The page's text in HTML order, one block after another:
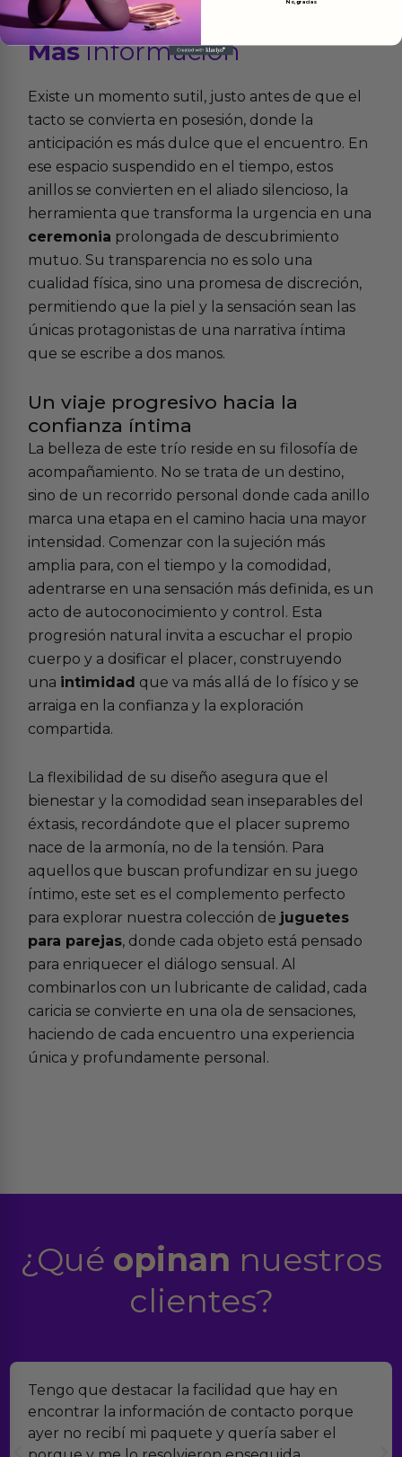
Másinformacion
Existe un momento sutil, justo antes de que el
tacto se convierta en posesión, donde la
anticipación es más dulce que el encuentro. En
ese espacio suspendido en el tiempo, estos
anillos se convierten en el aliado silencioso, la
herramienta que transforma la urgencia en una
ceremonia prolongada de descubrimiento
mutuo. Su transparencia no es solo una
cualidad física, sino una promesa de discreción,
permitiendo que la piel y la sensación sean las
únicas protagonistas de una narrativa íntima
que se escribe a dos manos.
Un viaje progresivo hacia la
confianza íntima
La belleza de este trío reside en su filosofía de
acompañamiento. No se trata de un destino,
sino de un recorrido personal donde cada anillo
marca una etapa en el camino hacia una mayor
intensidad. Comenzar con la sujeción más
amplia para, con el tiempo y la comodidad,
adentrarse en una sensación más definida, es un
acto de autoconocimiento y control. Esta
progresión natural invita a escuchar el propio
cuerpo y a dosificar el placer, construyendo
una intimidad que va más allá de lo físico y se
arraiga en la confianza y la exploración
compartida.
La flexibilidad de su diseño asegura que el
bienestar y la comodidad sean inseparables del
éxtasis, recordándote que el placer supremo
nace de la armonía, no de la tensión. Para
aquellos que buscan profundizar en su juego
íntimo, este set es el complemento perfecto
para explorar nuestra colección de juguetes
para parejas, donde cada objeto está pensado
para enriquecer el diálogo sensual. Al
combinarlos con un lubricante de calidad, cada
caricia se convierte en una ola de sensaciones,
haciendo de cada encuentro una experiencia
única y profundamente personal.
¿Qué opinan nuestros
clientes?
Tengo que destacar la facilidad que hay en
encontrar la información de contacto porque
ayer no recibí mi paquete y quería saber el